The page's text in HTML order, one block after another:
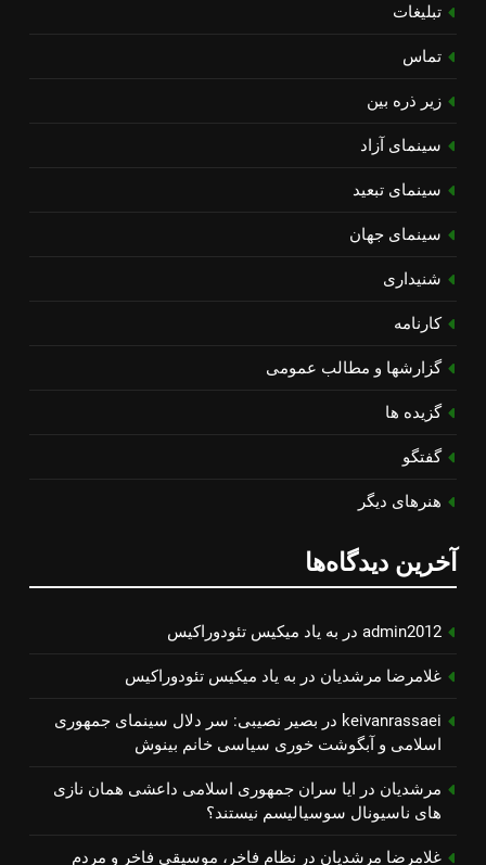
تبلیغات
تماس
زیر ذره بین
سینمای آزاد
سینمای تبعید
سینمای جهان
شنیداری
کارنامه
گزارشها و مطالب عمومی
گزیده ها
گفتگو
هنرهای دیگر
آخرین دیدگاه‌ها
admin2012 در به یاد میكیس تئودوراكیس
غلامرضا مرشدیان در به یاد میكیس تئودوراكیس
keivanrassaei در بصیر نصیبی: سر دلال سینمای جمهوری
اسلامی و آبگوشت خوری سیاسی خانم بینوش
مرشدیان در ایا سران جمهوری اسلامی داعشی همان نازی
های ناسیونال سوسیالیسم نیستند؟
غلامرضا مرشدیان در نظام فاخر، موسیقی فاخر و مردم